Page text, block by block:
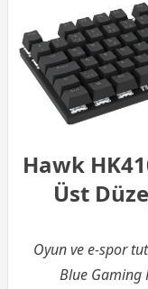
Hawk
Üst
Oyun ve e-spor
Blue Gaming